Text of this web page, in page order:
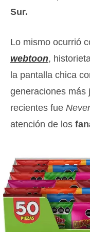
Sur.
Lo mismo ocurrió
webtoon,
la pantalla chica
generaciones más
recientes fue
atención de los